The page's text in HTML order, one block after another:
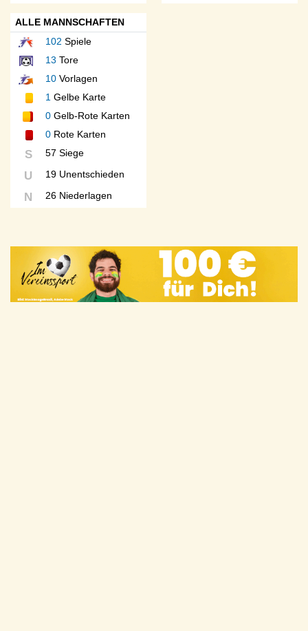
ALLE MANNSCHAFTEN
102 Spiele
13 Tore
10 Vorlagen
1 Gelbe Karte
0 Gelb-Rote Karten
0 Rote Karten
S 57 Siege
U 19 Unentschieden
N 26 Niederlagen